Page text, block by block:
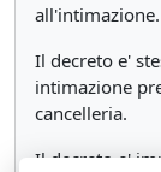
all'intimazione.
Il decreto e'
intimazione
cancelleria.
Il decreto e'